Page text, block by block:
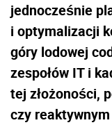
jednocześnie
i optymalizacji
góry lodowej
zespołów IT i
tej złożoności,
czy